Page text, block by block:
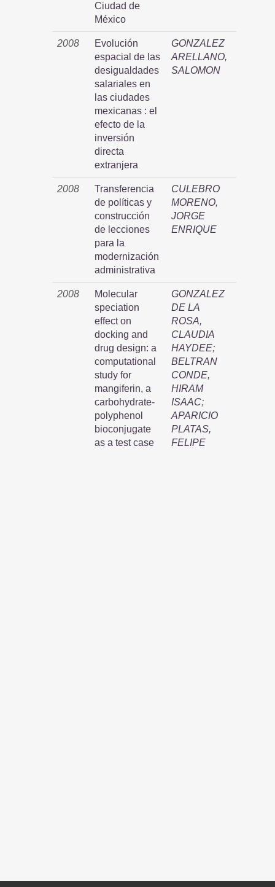
Ciudad de
México
2008
Evolución
espacial de las
desigualdades
salariales en
las ciudades
mexicanas : el
efecto de la
inversión
directa
extranjera
GONZALEZ
ARELLANO,
SALOMON
2008
Transferencia
de políticas y
construcción
de lecciones
para la
modernización
administrativa
CULEBRO
MORENO,
JORGE
ENRIQUE
2008
Molecular
speciation
effect on
docking and
drug design: a
computational
study for
mangiferin, a
carbohydrate-
polyphenol
bioconjugate
as a test case
GONZALEZ
DE LA
ROSA,
CLAUDIA
HAYDEE;
BELTRAN
CONDE,
HIRAM
ISAAC;
APARICIO
PLATAS,
FELIPE